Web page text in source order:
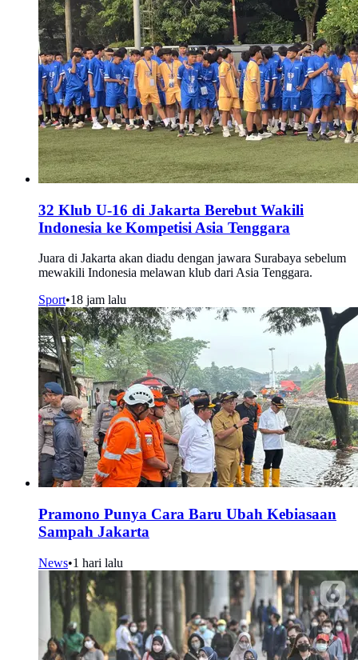
32 Klub U-16 di Jakarta Berebut Wakili
Indonesia ke Kompetisi Asia Tenggara
Juara di Jakarta akan diadu dengan jawara Surabaya sebelum
mewakili Indonesia melawan klub dari Asia Tenggara.
Sport•18 jam lalu
Pramono Punya Cara Baru Ubah Kebiasaan
Sampah Jakarta
News•1 hari lalu